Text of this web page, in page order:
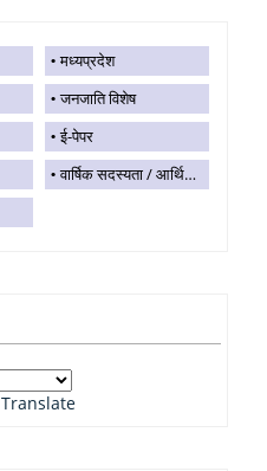
मध्यप्रदेश
जनजाति विशेष
ई-पेपर
वार्षिक सदस्यता / आर्थिक सहयोग
Translate